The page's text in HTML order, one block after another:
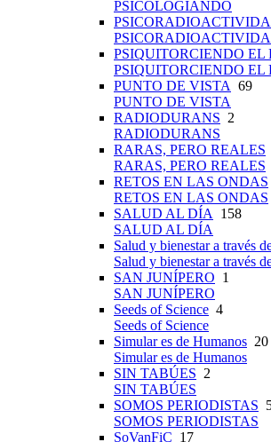
PSICOLOGIANDO
PSIQUITORCIENDO EL
PSIQUITORCIENDO EL
PUNTO DE VISTA 69
PUNTO DE VISTA
RADIODURANS 2
RADIODURANS
RARAS, PERO REALES
RARAS, PERO REALES
RETOS EN LAS ONDAS
RETOS EN LAS ONDAS
SALUD AL DÍA
158
SALUD AL DÍA
Salud y bienestar a través
Salud y bienestar a través
SAN JUNÍPERO 1
SAN JUNÍPERO
Seeds of Science 4
Seeds of Science
Simular es de Humanos 20
Simular es de Humanos
SIN TABÚES 2
SIN TABÚES
SOMOS PERIODISTAS
SOMOS PERIODISTAS
SoVanFiC 17